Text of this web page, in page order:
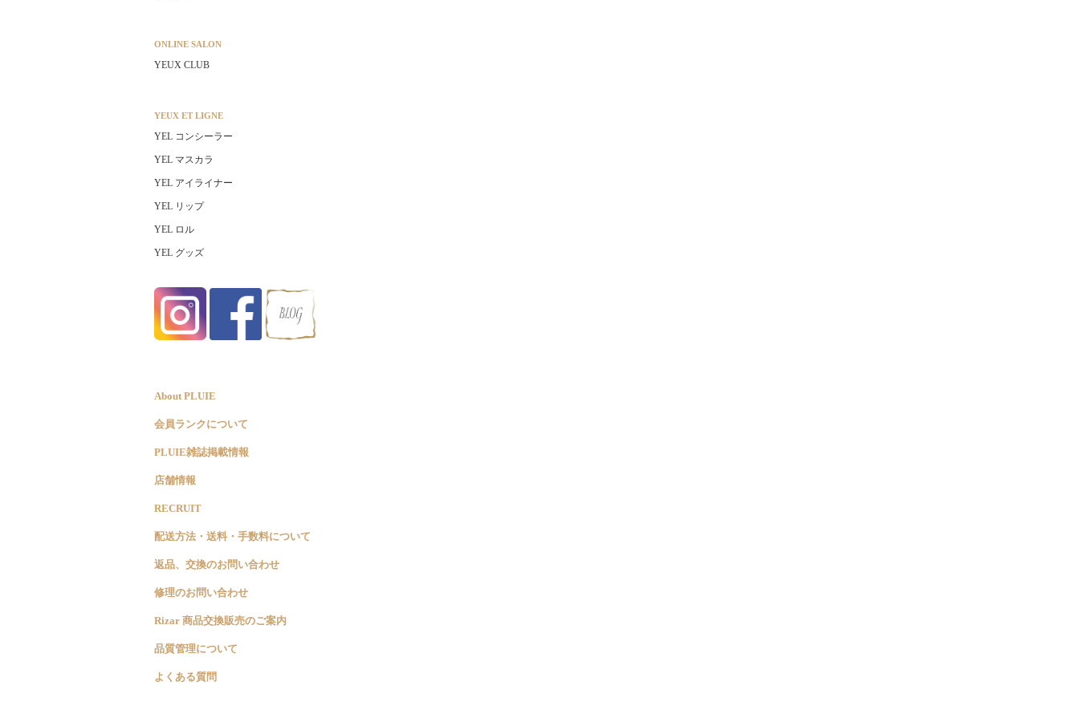
ONLINE SALON
YEUX CLUB
YEUX ET LIGNE
YEL コンシーラー
YEL マスカラ
YEL アイライナー
YEL リップ
YEL ロル
YEL グッズ
About PLUIE
会員ランクについて
PLUIE雑誌掲載情報
店舗情報
RECRUIT
配送方法・送料・手数料について
返品、交換のお問い合わせ
修理のお問い合わせ
Rizar 商品交換販売のご案内
品質管理について
よくある質問